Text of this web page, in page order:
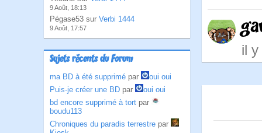
9 Août, 18:13
Pégase53 sur Verbi 1444
9 Août, 17:57
Sujets récents du Forum
ma BD à été supprimé par
oui oui
Puis-je créer une BD par
oui oui
bd encore supprimé à tort par
boudu113
Chroniques du paradis terrestre par
il y